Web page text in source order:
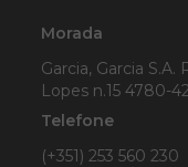
Morada
Garcia, Garcia
Lopes n.15 4780-
Telefone
(+351) 253 560 230